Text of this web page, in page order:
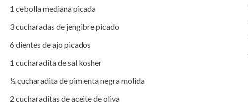
1 cebolla mediana picada
3 cucharadas de jengibre picado
6 dientes de ajo picados
1 cucharadita de sal kosher
½ cucharadita de pimienta negra molida
2 cucharaditas de aceite de oliva